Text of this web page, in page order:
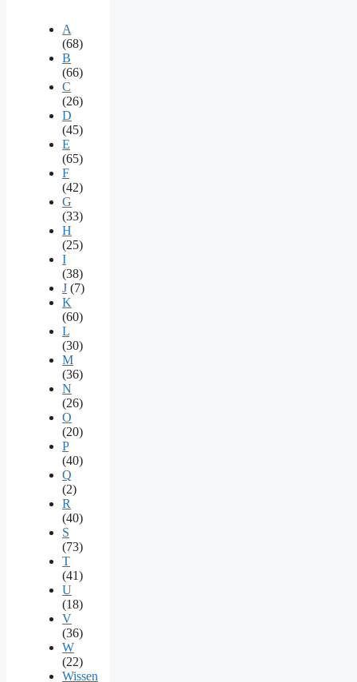
A
(68)
B
(66)
C
(26)
D
(45)
E
(65)
F
(42)
G
(33)
H
(25)
I
(38)
J (7)
K
(60)
L
(30)
M
(36)
N
(26)
O
(20)
P
(40)
Q
(2)
R
(40)
S
(73)
T
(41)
U
(18)
V
(36)
W
(22)
Wissen